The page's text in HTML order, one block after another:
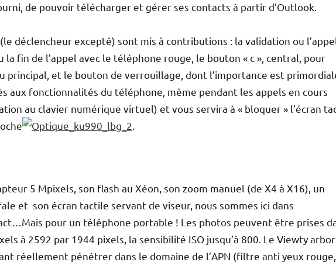
de pouvoir télécharger et gérer ses contacts à partir d’Outlook.
déclencheur excepté) sont mis à contributions : la validation ou l’appel
fin de l’appel avec le téléphone rouge, le bouton « c », central, pour
principal, et le bouton de verrouillage, dont l’importance est
aux fonctionnalités du téléphone, même pendant les appels en cours
au clavier numérique virtuel) et vous servira à « bloquer » l’écran
5 Mpixels, son flash au Xéon, son zoom manuel (de X4 à X16), un
et son écran tactile servant de viseur, nous sommes ici dans
pour un téléphone portable ! Les photos peuvent être prises
à 2592 par 1944 pixels, la sensibilité ISO jusqu’à 800. Le Viewty
réellement pénétrer dans le domaine de l’APN (filtre anti yeux rouge,